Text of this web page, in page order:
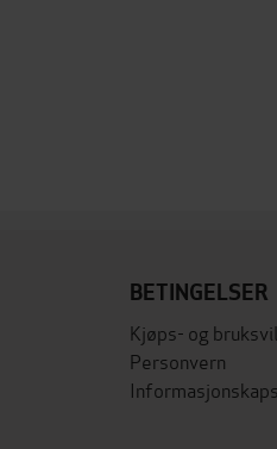
BETINGELSER
Kjøps- og
Personvern